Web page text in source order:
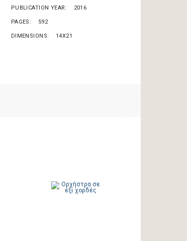
PUBLICATION YEAR 2016
PAGES 592
DIMENSIONS 14X21